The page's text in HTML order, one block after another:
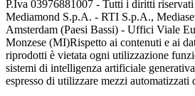
P.Iva 03976881007 - Tutti i diritti
Mediamond S.p.A. - RTI S.p.A.,
Amsterdam (Paesi Bassi) - Uffici Viale
Monzese (MI)Rispetto ai contenuti e ai
riprodotti è vietata ogni utilizzazione
sistemi di intelligenza artificiale
espresso di utilizzare mezzi automatizzati